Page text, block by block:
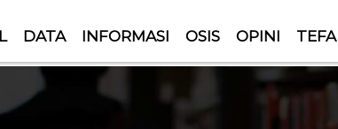
DATA INFORMASI OSIS OPINI TEFA